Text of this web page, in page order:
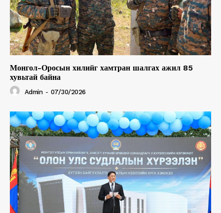
Монгол-Оросын хилийг хамтран шалгах ажил 85
хувьтай байна
Admin - 07/30/2026